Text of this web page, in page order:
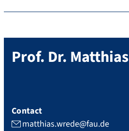
Prof. Dr. Matthias
Contact
matthias.wrede@fau.de